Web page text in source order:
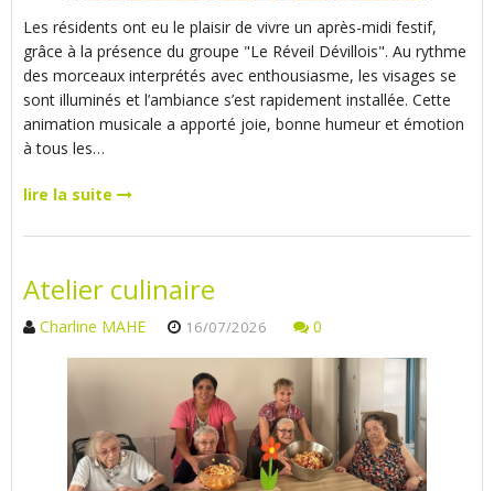
Les résidents ont eu le plaisir de vivre un après-midi festif,
grâce à la présence du groupe "Le Réveil Dévillois". Au rythme
des morceaux interprétés avec enthousiasme, les visages se
sont illuminés et l’ambiance s’est rapidement installée. Cette
animation musicale a apporté joie, bonne humeur et émotion
à tous les…
lire la suite
Atelier culinaire
Charline MAHE 16/07/2026 0